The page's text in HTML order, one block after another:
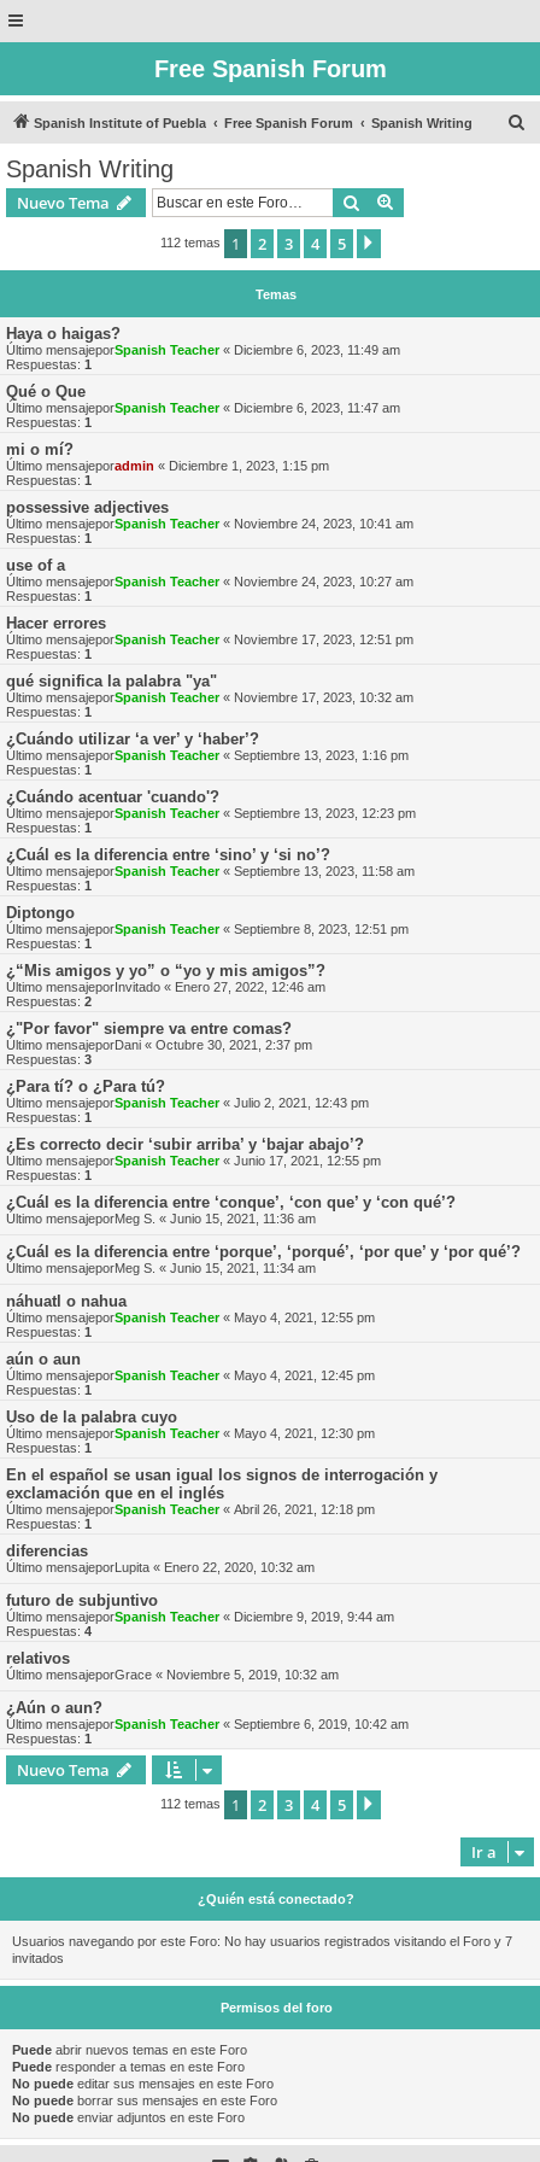
Free Spanish Forum
Spanish Institute of Puebla Free Spanish Forum Spanish Writing
Spanish Writing
Nuevo Tema Buscar
112 temas 1 2 3 4 5
Temas
Haya o haigas?
Último mensajeporSpanish Teacher« Diciembre 6, 2023, 11:49 am
Respuestas: 1
Qué o Que
Último mensajeporSpanish Teacher« Diciembre 6, 2023, 11:47 am
Respuestas: 1
mi o mí?
Último mensajeporadmin « Diciembre 1, 2023, 1:15 pm
Respuestas: 1
possessive adjectives
Último mensajeporSpanish Teacher« Noviembre 24, 2023, 10:41 am
Respuestas: 1
use of a
Último mensajeporSpanish Teacher« Noviembre 24, 2023, 10:27 am
Respuestas: 1
Hacer errores
Último mensajeporSpanish Teacher« Noviembre 17, 2023, 12:51 pm
Respuestas: 1
qué significa la palabra "ya"
Último mensajeporSpanish Teacher« Noviembre 17, 2023, 10:32 am
Respuestas: 1
¿Cuándo utilizar ‘a ver’ y ‘haber’?
Último mensajeporSpanish Teacher« Septiembre 13, 2023, 1:16 pm
Respuestas: 1
¿Cuándo acentuar 'cuando'?
Último mensajeporSpanish Teacher« Septiembre 13, 2023, 12:23 pm
Respuestas: 1
¿Cuál es la diferencia entre ‘sino’ y ‘si no’?
Último mensajeporSpanish Teacher« Septiembre 13, 2023, 11:58 am
Respuestas: 1
Diptongo
Último mensajeporSpanish Teacher« Septiembre 8, 2023, 12:51 pm
Respuestas: 1
¿“Mis amigos y yo” o “yo y mis amigos”?
Último mensajeporInvitado « Enero 27, 2022, 12:46 am
Respuestas: 2
¿"Por favor" siempre va entre comas?
Último mensajeporDani « Octubre 30, 2021, 2:37 pm
Respuestas: 3
¿Para tí? o ¿Para tú?
Último mensajeporSpanish Teacher« Julio 2, 2021, 12:43 pm
Respuestas: 1
¿Es correcto decir ‘subir arriba’ y ‘bajar abajo’?
Último mensajeporSpanish Teacher« Junio 17, 2021, 12:55 pm
Respuestas: 1
¿Cuál es la diferencia entre ‘conque’, ‘con que’ y ‘con qué’?
Último mensajeporMeg S. « Junio 15, 2021, 11:36 am
¿Cuál es la diferencia entre ‘porque’, ‘porqué’, ‘por que’ y ‘por qué’?
Último mensajeporMeg S. « Junio 15, 2021, 11:34 am
náhuatl o nahua
Último mensajeporSpanish Teacher« Mayo 4, 2021, 12:55 pm
Respuestas: 1
aún o aun
Último mensajeporSpanish Teacher« Mayo 4, 2021, 12:45 pm
Respuestas: 1
Uso de la palabra cuyo
Último mensajeporSpanish Teacher« Mayo 4, 2021, 12:30 pm
Respuestas: 1
En el español se usan igual los signos de interrogación y
exclamación que en el inglés
Último mensajeporSpanish Teacher« Abril 26, 2021, 12:18 pm
Respuestas: 1
diferencias
Último mensajeporLupita « Enero 22, 2020, 10:32 am
futuro de subjuntivo
Último mensajeporSpanish Teacher« Diciembre 9, 2019, 9:44 am
Respuestas: 4
relativos
Último mensajeporGrace « Noviembre 5, 2019, 10:32 am
¿Aún o aun?
Último mensajeporSpanish Teacher« Septiembre 6, 2019, 10:42 am
Respuestas: 1
Nuevo Tema
112 temas 1 2 3 4 5
Ir a
¿Quién está conectado?
Usuarios navegando por este Foro: No hay usuarios registrados visitando el Foro y 7
invitados
Permisos del foro
Puede abrir nuevos temas en este Foro
Puede responder a temas en este Foro
No puede editar sus mensajes en este Foro
No puede borrar sus mensajes en este Foro
No puede enviar adjuntos en este Foro